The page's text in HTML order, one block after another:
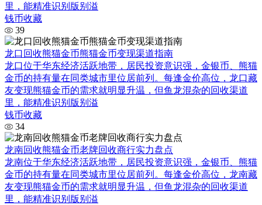
里，能精准识别版别溢
钱币收藏
39
龙口回收熊猫金币熊猫金币变现渠道指南
龙口位于华东经济活跃地带，居民投资意识强，金银币、熊猫
金币的持有量在同类城市里位居前列。每逢金价高位，龙口藏
友变现熊猫金币的需求就明显升温，但鱼龙混杂的回收渠道
里，能精准识别版别溢
钱币收藏
34
龙南回收熊猫金币老牌回收商行实力盘点
龙南位于华东经济活跃地带，居民投资意识强，金银币、熊猫
金币的持有量在同类城市里位居前列。每逢金价高位，龙南藏
友变现熊猫金币的需求就明显升温，但鱼龙混杂的回收渠道
里，能精准识别版别溢